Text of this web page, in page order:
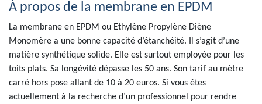
À propos de la membrane en EPDM
La membrane en EPDM ou Ethylène Propylène Diène
Monomère a une bonne capacité d’étanchéité. Il s’agit d’une
matière synthétique solide. Elle est surtout employée pour les
toits plats. Sa longévité dépasse les 50 ans. Son tarif au mètre
carré hors pose allant de 10 à 20 euros. Si vous êtes
actuellement à la recherche d’un professionnel pour rendre